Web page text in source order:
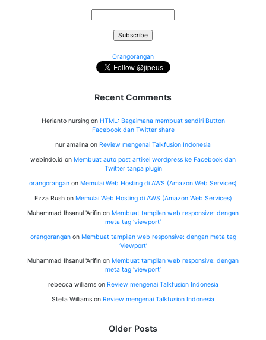
Orangorangan
Recent Comments
Herianto nursingon HTML: Bagaimana membuat sendiri Button
Facebook dan Twitter share
nur amalina on Review mengenai Talkfusion Indonesia
webindo.id on Membuat auto post artikel wordpress ke Facebook dan
Twitter tanpa plugin
orangorangan on Memulai Web Hosting di AWS (Amazon Web Services)
Ezza Rushon Memulai Web Hosting di AWS (Amazon Web Services)
Muhammad Ihsanul 'Arifin on Membuat tampilan web responsive: dengan
meta tag ‘viewport’
orangoranganon Membuat tampilan web responsive: dengan meta tag
‘viewport’
Muhammad Ihsanul 'Arifin on Membuat tampilan web responsive: dengan
meta tag ‘viewport’
rebecca williamson Review mengenai Talkfusion Indonesia
Stella Williams on Review mengenai Talkfusion Indonesia
Older Posts